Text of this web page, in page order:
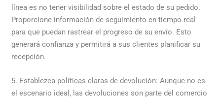
línea es no tener visibilidad sobre el estado de su pedido.
Proporcione información de seguimiento en tiempo real
para que puedan rastrear el progreso de su envío. Esto
generará confianza y permitirá a sus clientes planificar su
recepción.
5. Establezca políticas claras de devolución: Aunque no es
el escenario ideal, las devoluciones son parte del comercio